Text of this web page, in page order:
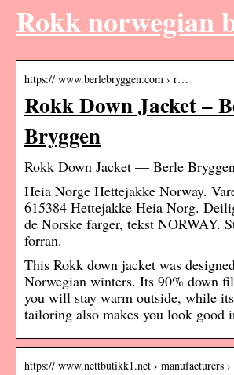
Rokk norwegian
https:// www.berlebryggen.com › r…
Rokk Down Jacket –
Bryggen
Rokk Down Jacket — Berle
Heia Norge Hettejakke Norway.
615384 Hettejakke Heia Norg.
de Norske farger, tekst NORWAY.
forran.
This Rokk down jacket was
Norwegian winters. Its 90% down
you will stay warm outside, while
tailoring also makes you look good
https:// www.nettbutikk1.net › manufacturers